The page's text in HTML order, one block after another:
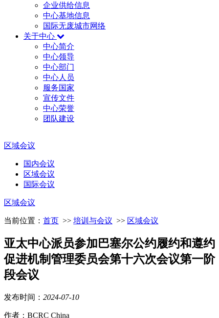
企业供给信息
中心基地信息
国际无废城市网络
关于中心
中心简介
中心领导
中心部门
中心人员
服务国家
宣传文件
中心荣誉
团队建设
区域会议
国内会议
区域会议
国际会议
区域会议
当前位置： 首页 >> 培训与会议 >> 区域会议
亚太中心派员参加巴塞尔公约履约和遵约
促进机制管理委员会第十六次会议第一阶
段会议
发布时间： 2024-07-10
作者：BCRC China